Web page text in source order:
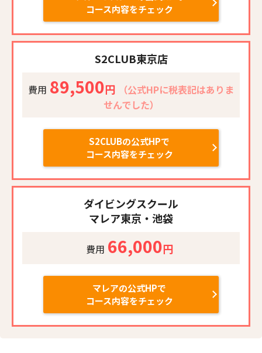
コース内容をチェック
S2CLUB東京店
費用 89,500円
（公式HPに税表記はありま
せんでした）
S2CLUBの公式HPで
コース内容をチェック
ダイビングスクール
マレア東京・池袋
費用 66,000円
マレアの公式HPで
コース内容をチェック